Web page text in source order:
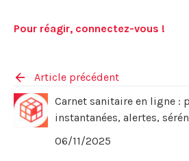
Pour réagir, connectez-vous !
Article précédent
Carnet sanitaire en ligne :
instantanées, alertes,
06/11/2025